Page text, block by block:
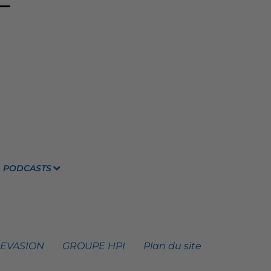
PODCASTS
GROUPE HPI Plan du site